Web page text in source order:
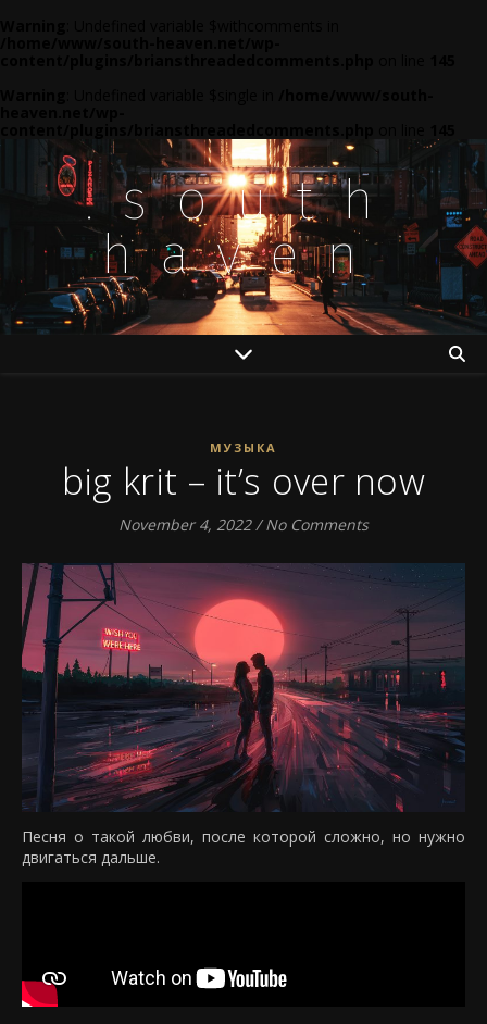
.south
haven
МУЗЫКА
big krit – it’s over now
November 4, 2022 / No Comments
Песня о такой любви, после которой сложно, но нужно
двигаться дальше.